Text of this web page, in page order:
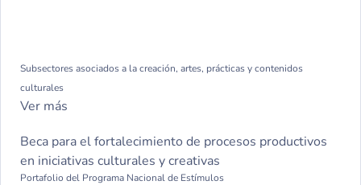
Subsectores asociados a la creación, artes, prácticas y contenidos
culturales
Ver más
Beca para el fortalecimiento de procesos productivos
en iniciativas culturales y creativas
Portafolio del Programa Nacional de Estímulos